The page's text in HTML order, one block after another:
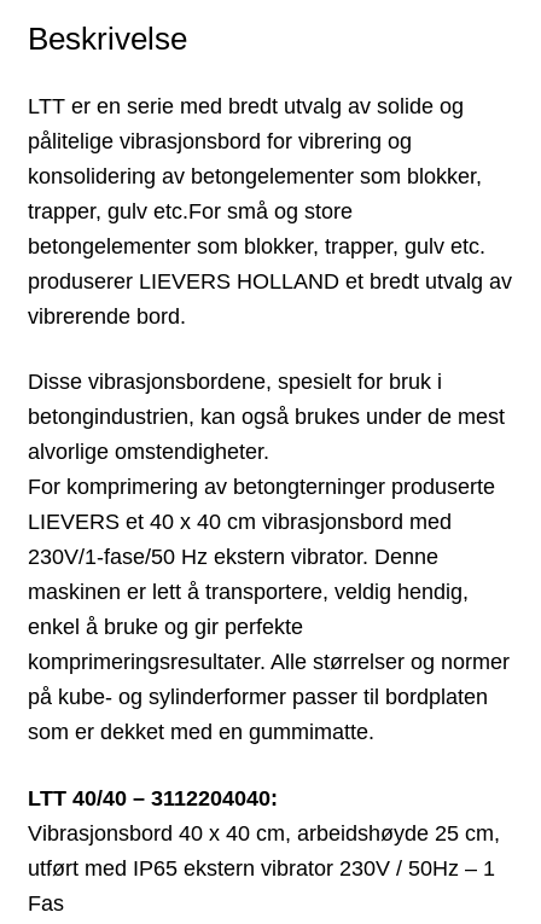
Beskrivelse
LTT er en serie med bredt utvalg av solide og
pålitelige vibrasjonsbord for vibrering og
konsolidering av betongelementer som blokker,
trapper, gulv etc.For små og store
betongelementer som blokker, trapper, gulv etc.
produserer LIEVERS HOLLAND et bredt utvalg av
vibrerende bord.
Disse vibrasjonsbordene, spesielt for bruk i
betongindustrien, kan også brukes under de mest
alvorlige omstendigheter.
For komprimering av betongterninger produserte
LIEVERS et 40 x 40 cm vibrasjonsbord med
230V/1-fase/50 Hz ekstern vibrator. Denne
maskinen er lett å transportere, veldig hendig,
enkel å bruke og gir perfekte
komprimeringsresultater. Alle størrelser og normer
på kube- og sylinderformer passer til bordplaten
som er dekket med en gummimatte.
LTT 40/40 – 3112204040:
Vibrasjonsbord 40 x 40 cm, arbeidshøyde 25 cm,
utført med IP65 ekstern vibrator 230V / 50Hz – 1
Fas